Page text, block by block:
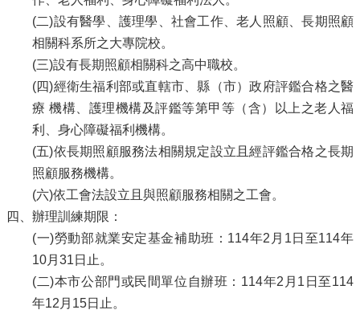
(二)設有醫學、護理學、社會工作、老人照顧、長期照顧
相關科系所之大專院校。
(三)設有長期照顧相關科之高中職校。
(四)經衛生福利部或直轄市、縣（市）政府評鑑合格之醫
療 機構、護理機構及評鑑等第甲等（含）以上之老人福
利、身心障礙福利機構。
(五)依長期照顧服務法相關規定設立且經評鑑合格之長期
照顧服務機構。
(六)依工會法設立且與照顧服務相關之工會。
四、辦理訓練期限：
(一)勞動部就業安定基金補助班：114年2月1日至114年
10月31日止。
(二)本市公部門或民間單位自辦班：114年2月1日至114
年12月15日止。